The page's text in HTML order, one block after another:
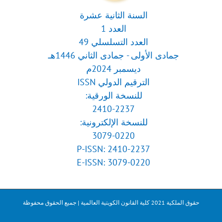
السنة الثانية عشرة
العدد 1
العدد التسلسلي 49
جمادى الأولى - جمادى الثاني 1446هـ
ديسمبر 2024م
الترقيم الدولي ISSN
للنسخة الورقية:
2410-2237
للنسخة الإلكترونية:
3079-0220
P-ISSN: 2410-2237
E-ISSN: 3079-0220
حقوق الملكية 2021 كلية القانون الكويتية العالمية | جميع الحقوق محفوظة